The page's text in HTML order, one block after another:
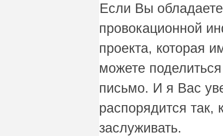
Если Вы
провокационной
проекта, которая
можете
письмо. И я Вас
распорядится так,
заслуживать.